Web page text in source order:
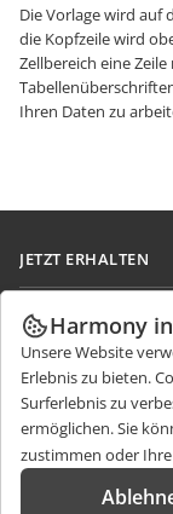
Die Vorlage wird auf
die Kopfzeile wird
Zellbereich eine
Ihren Daten zu
JETZT ERHALTEN
Docs
DocSpace
Workspace
Integrations-Apps
Desktop-Apps
Mobile Apps
Für Mitwirkende
Für Übersetzer
Für Influencer
Stellenangebote
NACHRICHTEN
Blog
HILFE ERHALTEN
Forum
Harmony
Unsere Website
Erlebnis zu bieten.
Surferlebnis zu
ermöglichen. Sie
zustimmen oder